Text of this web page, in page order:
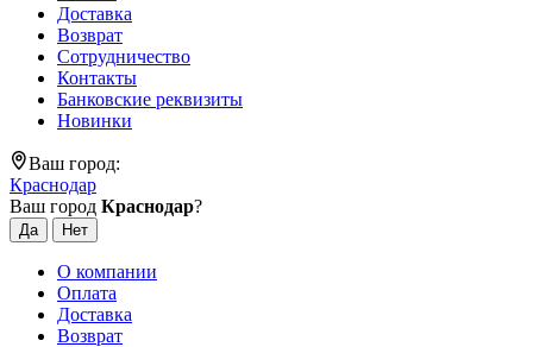
Доставка
Возврат
Сотрудничество
Контакты
Банковские реквизиты
Новинки
Ваш город:
Краснодар
Ваш город Краснодар?
О компании
Оплата
Доставка
Возврат